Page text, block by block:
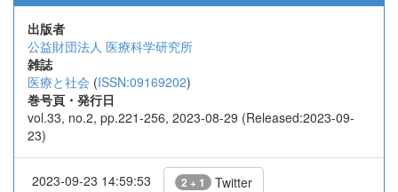
出版者
公益財団法人 医療科学研究所
雑誌
医療と社会 (ISSN:09169202)
巻号頁・発行日
vol.33, no.2, pp.221-256, 2023-08-29 (Released:2023-09-
23)
2023-09-23 14:59:53 2 + 1 Twitter